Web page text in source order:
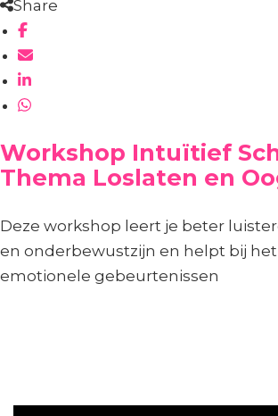
Share
Workshop Intuïtief
Thema Loslaten en
Deze workshop leert je beter
en onderbewustzijn en helpt bij
emotionele gebeurtenissen